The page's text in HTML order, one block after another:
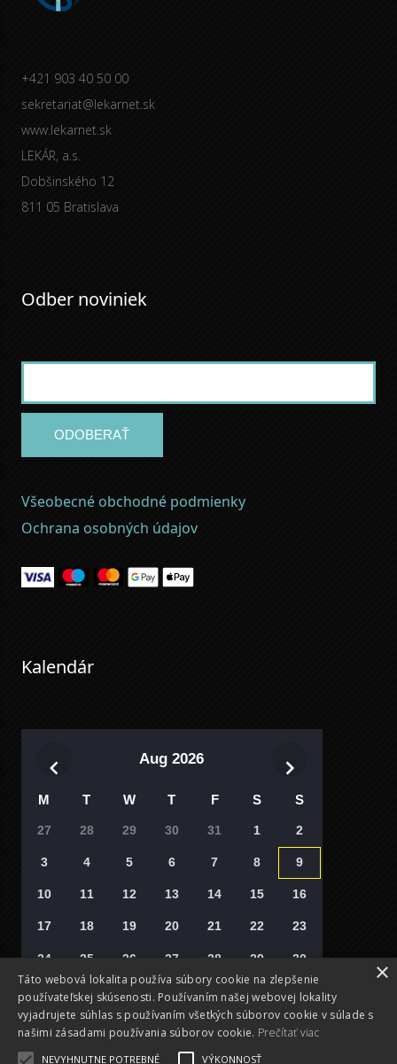
+421 903 40 50 00
sekretariat@lekarnet.sk
www.lekarnet.sk
LEKÁR, a.s.
Dobšinského 12
811 05 Bratislava
Odber noviniek
ODOBERAŤ
Všeobecné obchodné podmienky
Ochrana osobných údajov
Kalendár
Aug 2026
M T W T F S S
27 28 29 30 31 1 2
3 4 5 6 7 8 9
10 11 12 13 14 15 16
17 18 19 20 21 22 23
24 25 26 27 28 29 30
31 2 6
Vyberte si deň
×
Táto webová lokalita používa súbory cookie na zlepšenie
používateľskej skúsenosti. Používaním našej webovej lokality
vyjadrujete súhlas s používaním všetkých súborov cookie v súlade s
našimi zásadami používania súborov cookie. Prečítať viac
NEVYHNUTNE POTREBNÉ VÝKONNOSŤ